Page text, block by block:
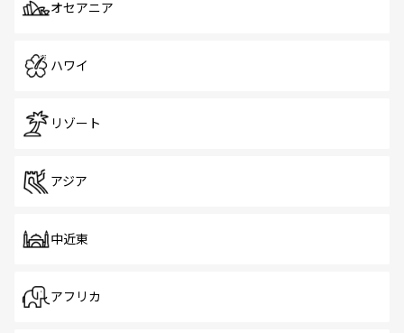
オセアニア
ハワイ
リゾート
アジア
中近東
アフリカ